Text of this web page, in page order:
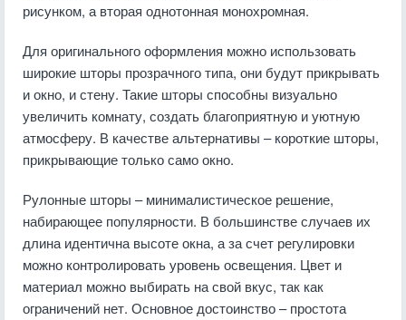
рисунком, а вторая однотонная монохромная.
Для оригинального оформления можно использовать
широкие шторы прозрачного типа, они будут прикрывать
и окно, и стену. Такие шторы способны визуально
увеличить комнату, создать благоприятную и уютную
атмосферу. В качестве альтернативы – короткие шторы,
прикрывающие только само окно.
Рулонные шторы – минималистическое решение,
набирающее популярности. В большинстве случаев их
длина идентична высоте окна, а за счет регулировки
можно контролировать уровень освещения. Цвет и
материал можно выбирать на свой вкус, так как
ограничений нет. Основное достоинство – простота